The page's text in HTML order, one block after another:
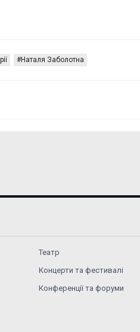
Наталя Заболотна
Театр
Концерти та фестивалі
Конференції та форуми